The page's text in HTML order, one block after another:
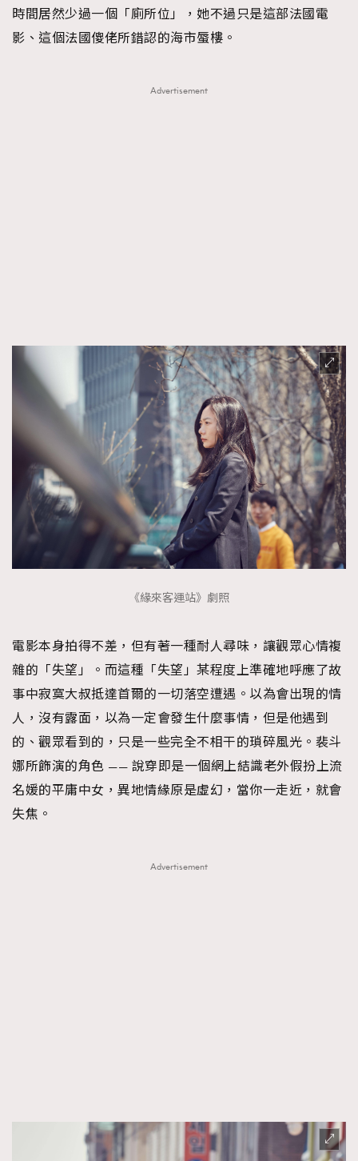
時間居然少過一個「廁所位」，她不過只是這部法國電
影、這個法國傻佬所錯認的海市蜃樓。
Advertisement
《緣來客運站》劇照
電影本身拍得不差，但有著一種耐人尋味，讓觀眾心情複
雜的「失望」。而這種「失望」某程度上準確地呼應了故
事中寂寞大叔抵達首爾的一切落空遭遇。以為會出現的情
人，沒有露面，以為一定會發生什麼事情，但是他遇到
的、觀眾看到的，只是一些完全不相干的瑣碎風光。裴斗
娜所飾演的角色 —— 說穿即是一個網上結識老外假扮上流
名媛的平庸中女，異地情緣原是虛幻，當你一走近，就會
失焦。
Advertisement